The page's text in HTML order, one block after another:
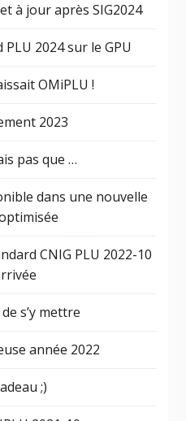
à jour après SIG2024
PLU 2024 sur le GPU
OMiPLU !
2023
pas que …
dans une nouvelle
CNIG PLU 2022-10
s’y mettre
année 2022
;)